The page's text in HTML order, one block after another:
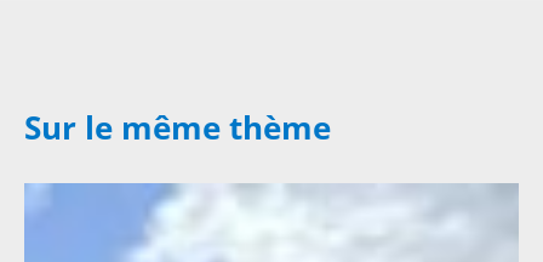
Sur le même thème